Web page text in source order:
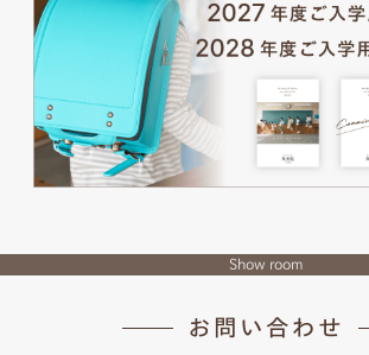
Show room
お問い合わせ